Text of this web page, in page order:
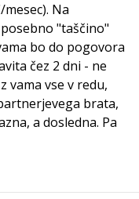
Na
"taščino"
bo do pogovora
čez 2 dni - ne
vama vse v redu,
brata,
a dosledna. Pa